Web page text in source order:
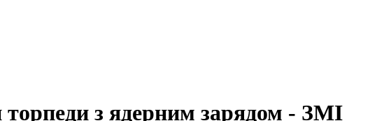
торпеди з ядерним зарядом - ЗМІ